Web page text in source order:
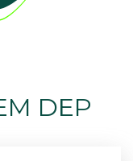
DEP